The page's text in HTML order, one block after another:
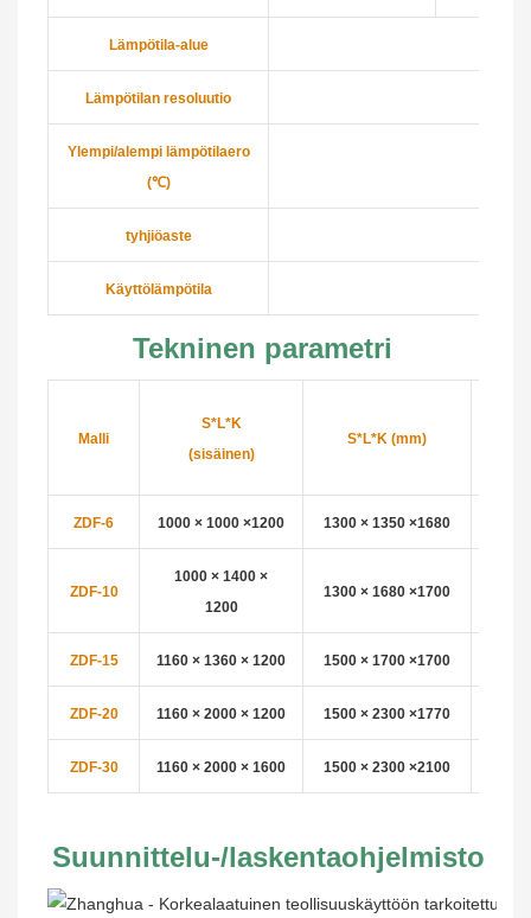
Lämpötila-alue
Lämpötilan resoluutio
Ylempi/alempi lämpötilaero
(℃)
tyhjiöaste
Käyttölämpötila
Tekninen parametri
Malli
S*L*K
(sisäinen)
S*L*K (mm)
ZDF-6 1000 × 1000 ×1200 1300 × 1350 ×1680
ZDF-10
1000 × 1400 ×
1200
1300 × 1680 ×1700
ZDF-15 1160 × 1360 × 1200 1500 × 1700 ×1700
ZDF-20 1160 × 2000 × 1200 1500 × 2300 ×1770
ZDF-30 1160 × 2000 × 1600 1500 × 2300 ×2100
Suunnittelu-/laskentaohjelmisto